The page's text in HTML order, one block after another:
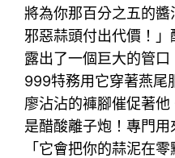
將為你那百分之五的
邪惡蒜頭付出代價！」
露出了一個巨大的管
999特務用它穿著燕尾
廖沾沾的褲腳催促著
是醋酸離子炮！專門用
「它會把你的蒜泥在